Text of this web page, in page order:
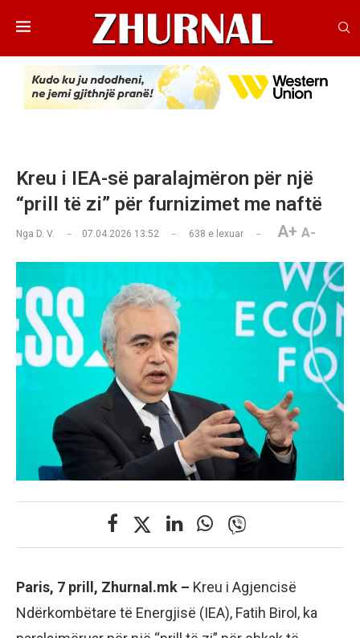
Kreu i IEA-së paralajmëron për një
“prill të zi” për furnizimet me naftë
Nga D. V. 07.04.2026 13:52 638 e lexuar A+ A-
Paris, 7 prill, Zhurnal.mk – Kreu i Agjencisë
Ndërkombëtare të Energjisë (IEA), Fatih Birol, ka